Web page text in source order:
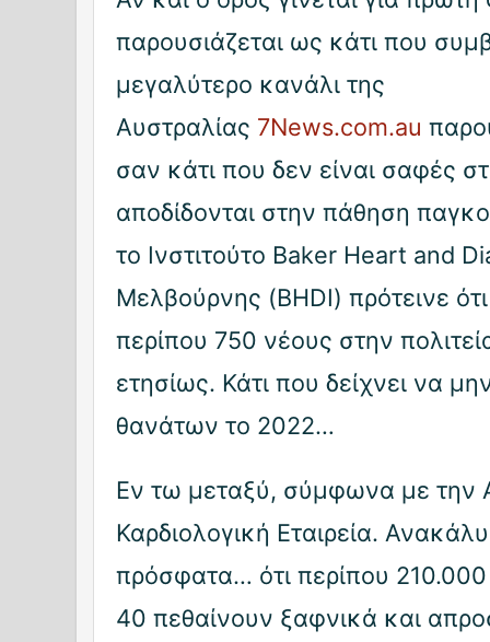
παρουσιάζεται ως κάτι που
μεγαλύτερο κανάλι της
Αυστραλίας 7News.com.au
σαν κάτι που δεν είναι σαφές
αποδίδονται στην πάθηση
το Ινστιτούτο Baker Heart and
Μελβούρνης (BHDI) πρότεινε
περίπου 750 νέους στην
ετησίως. Κάτι που δείχνει να
θανάτων το 2022…
Εν τω μεταξύ, σύμφωνα με την
Καρδιολογική Εταιρεία.
πρόσφατα… ότι περίπου
40 πεθαίνουν ξαφνικά και